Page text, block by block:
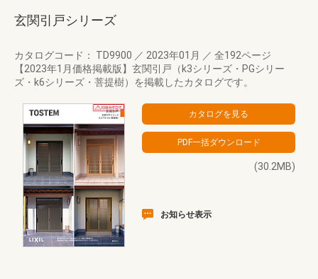
玄関引戸シリーズ
カタログコード： TD9900 ／ 2023年01月 ／ 全192ページ
【2023年1月価格掲載版】玄関引戸（k3シリーズ・PGシリー
ズ・k6シリーズ・菩提樹）を掲載したカタログです。
(30.2MB)
お知らせ表示